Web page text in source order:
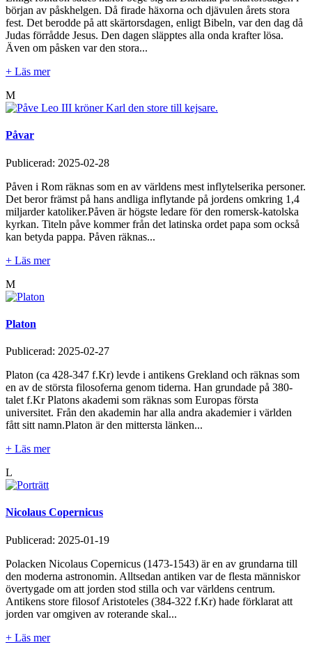
början av påskhelgen. Då firade häxorna och djävulen årets stora
fest. Det berodde på att skärtorsdagen, enligt Bibeln, var den dag då
Judas förrådde Jesus. Den dagen släpptes alla onda krafter lösa.
Även om påsken var den stora...
+ Läs mer
M
Påvar
Publicerad: 2025-02-28
Påven i Rom räknas som en av världens mest inflytelserika personer.
Det beror främst på hans andliga inflytande på jordens omkring 1,4
miljarder katoliker.Påven är högste ledare för den romersk-katolska
kyrkan. Titeln påve kommer från det latinska ordet papa som också
kan betyda pappa. Påven räknas...
+ Läs mer
M
Platon
Publicerad: 2025-02-27
Platon (ca 428-347 f.Kr) levde i antikens Grekland och räknas som
en av de största filosoferna genom tiderna. Han grundade på 380-
talet f.Kr Platons akademi som räknas som Europas första
universitet. Från den akademin har alla andra akademier i världen
fått sitt namn.Platon är den mittersta länken...
+ Läs mer
L
Nicolaus Copernicus
Publicerad: 2025-01-19
Polacken Nicolaus Copernicus (1473-1543) är en av grundarna till
den moderna astronomin. Alltsedan antiken var de flesta människor
övertygade om att jorden stod stilla och var världens centrum.
Antikens store filosof Aristoteles (384-322 f.Kr) hade förklarat att
jorden var omgiven av roterande skal...
+ Läs mer